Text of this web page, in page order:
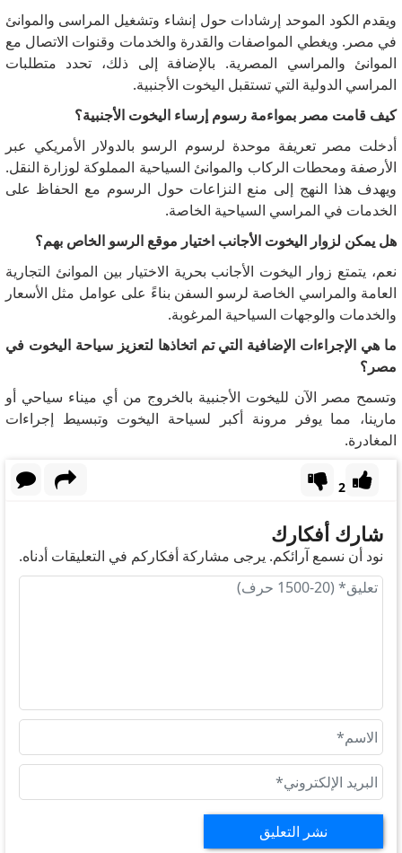
ويقدم الكود الموحد إرشادات حول إنشاء وتشغيل المراسى والموانئ
في مصر. ويغطي المواصفات والقدرة والخدمات وقنوات الاتصال مع
الموانئ والمراسي المصرية. بالإضافة إلى ذلك، تحدد متطلبات
المراسي الدولية التي تستقبل اليخوت الأجنبية.
كيف قامت مصر بمواءمة رسوم إرساء اليخوت الأجنبية؟
أدخلت مصر تعريفة موحدة لرسوم الرسو بالدولار الأمريكي عبر
الأرصفة ومحطات الركاب والموانئ السياحية المملوكة لوزارة النقل.
ويهدف هذا النهج إلى منع النزاعات حول الرسوم مع الحفاظ على
الخدمات في المراسي السياحية الخاصة.
هل يمكن لزوار اليخوت الأجانب اختيار موقع الرسو الخاص بهم؟
نعم، يتمتع زوار اليخوت الأجانب بحرية الاختيار بين الموانئ التجارية
العامة والمراسي الخاصة لرسو السفن بناءً على عوامل مثل الأسعار
والخدمات والوجهات السياحية المرغوبة.
ما هي الإجراءات الإضافية التي تم اتخاذها لتعزيز سياحة اليخوت في
مصر؟
وتسمح مصر الآن لليخوت الأجنبية بالخروج من أي ميناء سياحي أو
مارينا، مما يوفر مرونة أكبر لسياحة اليخوت وتبسيط إجراءات
المغادرة.
2
شارك أفكارك
نود أن نسمع آرائكم. يرجى مشاركة أفكاركم في التعليقات أدناه.